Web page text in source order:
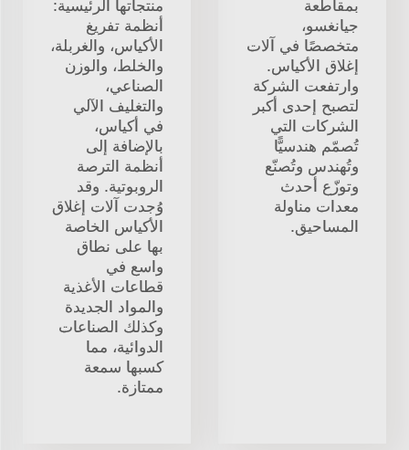
بمقاطعة
جيانغسو،
متخصصًا في آلات
إغلاق الأكياس.
وارتفعت الشركة
لتصبح إحدى أكبر
الشركات التي
تُصمّم هندسيًّا
وتُهندس وتُصنّع
وتوزّع أحدث
معدات مناولة
المساحيق.
منتجاتها الرئيسية:
أنظمة تفريغ
الأكياس، والغربلة،
والخلط، والوزن
الصناعي،
والتغليف الآلي
في أكياس،
بالإضافة إلى
أنظمة الترصة
الروبوتية. وقد
وُجدت آلات إغلاق
الأكياس الخاصة
بها على نطاق
واسع في
قطاعات الأغذية
والمواد الجديدة
وكذلك الصناعات
الدوائية، مما
كسبها سمعة
ممتازة.